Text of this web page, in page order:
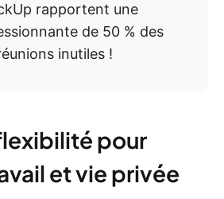
rapportent une
de 50 % des
inutiles !
pour
et vie privée